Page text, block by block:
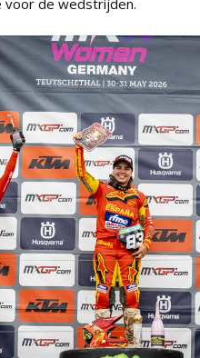
voor de wedstrijden.